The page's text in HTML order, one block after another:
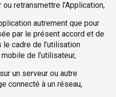
retransmettre l’Application,
autrement que pour
par le présent accord et de
cadre de l’utilisation
de l’utilisateur,
un serveur ou autre
connecté à un réseau,